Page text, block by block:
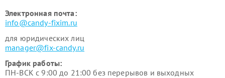
Электронная почта:
info@candy-fixim.ru
для юридических лиц
manager@fix-candy.ru
График работы:
ПН-ВСК с 9:00 до 21:00 без перерывов и выходных